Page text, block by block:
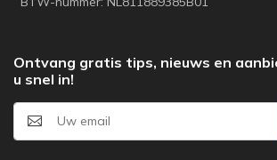
Ontvang gratis tips, nieuws en
u snel in!